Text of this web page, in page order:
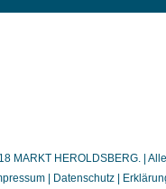
MARKT HEROLDSBERG. |
| Datenschutz|